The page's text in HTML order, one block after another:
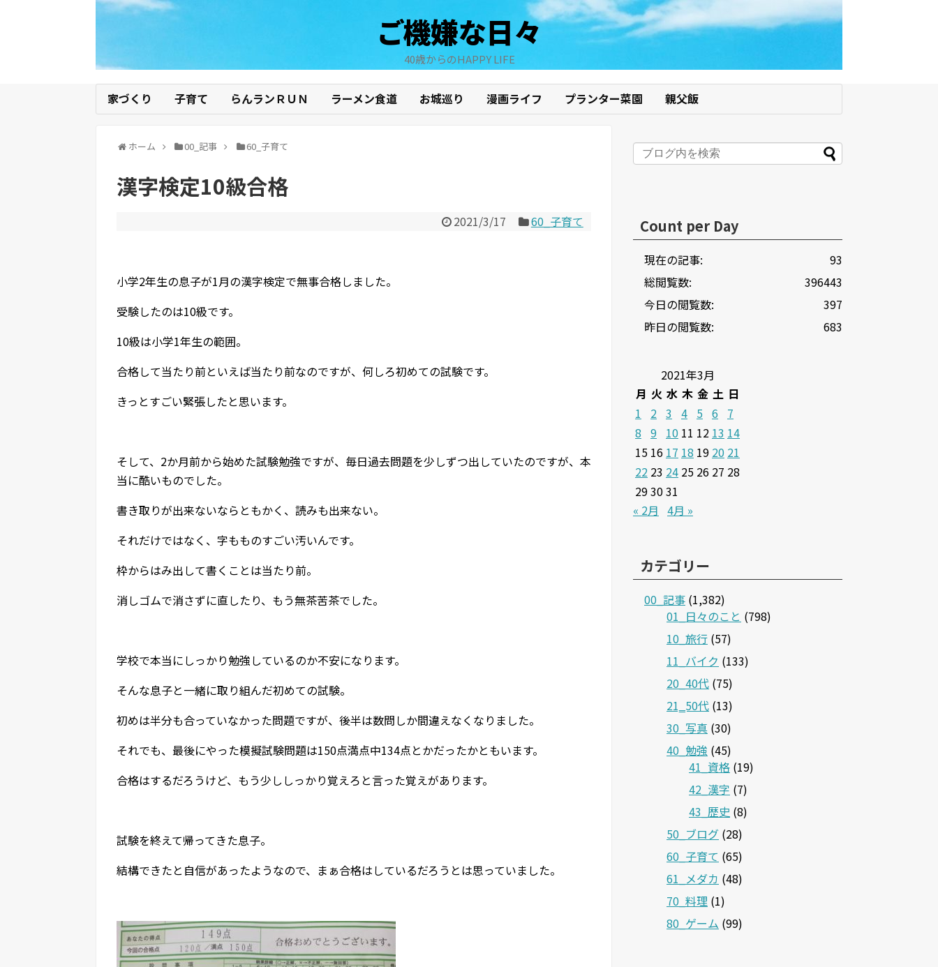
ご機嫌な日々
40歳からのHAPPY LIFE
家づくり 子育て らんランＲＵＮ ラーメン食道 お城巡り 漫画ライフ プランター菜園 親父飯
ホーム 00_記事 60_子育て
漢字検定10級合格
2021/3/17 60_子育て
小学2年生の息子が1月の漢字検定で無事合格しました。
受験したのは10級です。
10級は小学1年生の範囲。
合格して当たり前といえば当たり前なのですが、何しろ初めての試験です。
きっとすごい緊張したと思います。
そして、2か月前から始めた試験勉強ですが、毎日過去問題を少しずつ出していたのですが、本
当に酷いものでした。
書き取りが出来ないならともかく、読みも出来ない。
それだけではなく、字もものすごい汚いんです。
枠からはみ出して書くことは当たり前。
消しゴムで消さずに直したり、もう無茶苦茶でした。
学校で本当にしっかり勉強しているのか不安になります。
そんな息子と一緒に取り組んだ初めての試験。
初めは半分も合っていなかった問題ですが、後半は数問しか間違えなくなりました。
それでも、最後にやった模擬試験問題は150点満点中134点とかだったかともいます。
合格はするだろうけど、もう少ししっかり覚えろと言った覚えがあります。
試験を終えて帰ってきた息子。
結構できたと自信があったようなので、まぁ合格はしているだろうとは思っていました。
Count per Day
93
現在の記事:
396443
総閲覧数:
397
今日の閲覧数:
683
昨日の閲覧数:
2021年3月
月 火 水 木 金 土 日
1
2 3 4 5 6
7
8 9 10 11 12 13 14
15 16 17 18 19 20 21
22 23 24 25 26 27 28
293031
« 2月 4月 »
カテゴリー
00_記事 (1,382)
01_日々のこと (798)
10_旅行 (57)
11_バイク (133)
20_40代 (75)
21‗50代 (13)
30_写真 (30)
40_勉強 (45)
41_資格 (19)
42_漢字 (7)
43_歴史 (8)
50_ブログ (28)
60_子育て (65)
61_メダカ (48)
70_料理 (1)
80_ゲーム (99)